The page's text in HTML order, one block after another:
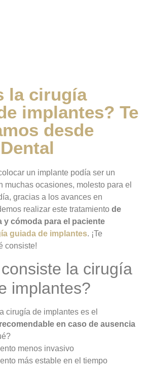
la cirugía
implantes? Te
desde
un implante podía ser un
muchas ocasiones, molesto para el
gracias a los avances en
realizar este tratamiento de
y cómoda para el paciente
guiada de implantes. ¡Te
consiste!
la cirugía
implantes?
cirugía de implantes es el
en caso de ausencia
menos invasivo
más estable en el tiempo